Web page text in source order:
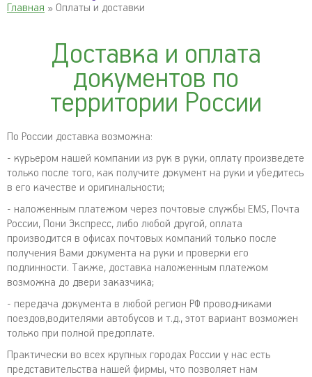
Главная » Оплаты и доставки
Доставка и оплата
документов по
территории России
По России доставка возможна:
- курьером нашей компании из рук в руки, оплату произведете
только после того, как получите документ на руки и убедитесь
в его качестве и оригинальности;
- наложенным платежом через почтовые службы EMS, Почта
России, Пони Экспресс, либо любой другой, оплата
производится в офисах почтовых компаний только после
получения Вами документа на руки и проверки его
подлинности. Также, доставка наложенным платежом
возможна до двери заказчика;
- передача документа в любой регион РФ проводниками
поездов,водителями автобусов и т.д., этот вариант возможен
только при полной предоплате.
Практически во всех крупных городах России у нас есть
представительства нашей фирмы, что позволяет нам